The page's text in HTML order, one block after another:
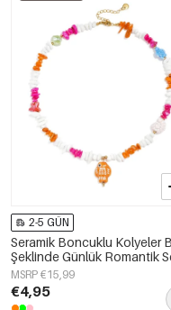
2-5 GÜN
Seramik Boncuklu Kolyeler
Şeklinde Günlük Romantik
Kadın Takıları
MSRP €15,99
€4,95